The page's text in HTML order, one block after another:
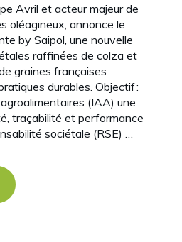
Avril et acteur majeur de
oléagineux, annonce le
by Saipol, une nouvelle
raffinées de colza et
graines françaises
durables. Objectif :
(IAA) une
traçabilité et performance
sociétale (RSE) …